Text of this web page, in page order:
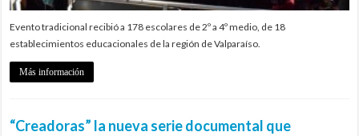
Evento tradicional recibió a 178 escolares de 2º a 4º medio, de 18
establecimientos educacionales de la región de Valparaíso.
Más información
“Creadoras” la nueva serie documental que